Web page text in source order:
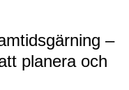
–
planera och